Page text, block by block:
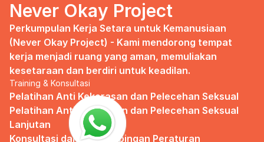
Never Okay Project
Perkumpulan Kerja Setara untuk Kemanusiaan
(Never Okay Project) - Kami mendorong tempat
kerja menjadi ruang yang aman, memuliakan
kesetaraan dan berdiri untuk keadilan.
Training & Konsultasi
Pelatihan Anti Kekerasan dan Pelecehan Seksual
Pelatihan Anti Kekerasan dan Pelecehan Seksual
Lanjutan
Konsultasi dan Pendampingan Peraturan